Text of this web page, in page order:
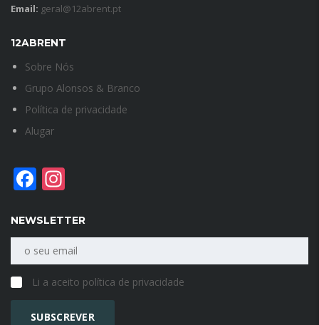
Email: geral@12abrent.pt
12ABRENT
Sobre Nós
Grupo Alonsos & Branco
Política de privacidade
Alugar
Facebook
NEWSLETTER
Li a aceito política de privacidade